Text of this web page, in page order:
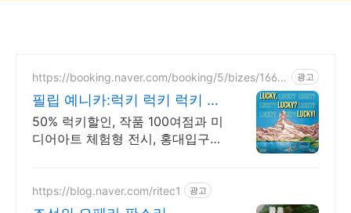
https://booking.naver.com/booking/5/bizes/1660
광고
필립 예니카:럭키 럭키 럭키 작
품 100여점 체험형 전시
50% 럭키할인, 작품 100여점과 미
디어아트 체험형 전시, 홍대입구
https://blog.naver.com/ritec1 광고